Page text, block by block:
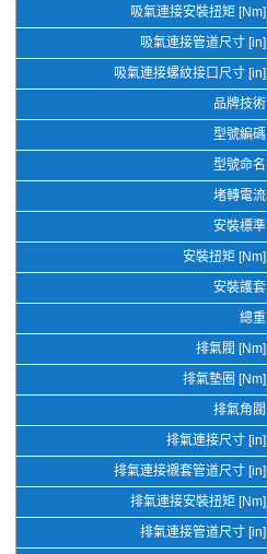
吸氣連接安裝扭矩 [Nm]
吸氣連接管道尺寸 [in]
吸氣連接螺紋接口尺寸 [in]
品牌技術
型號編碼
型號命名
堵轉電流
安裝標準
安裝扭矩 [Nm]
安裝護套
總重
排氣閥 [Nm]
排氣墊圈 [Nm]
排氣角閥
排氣連接尺寸 [in]
排氣連接襯套管道尺寸 [in]
排氣連接安裝扭矩 [Nm]
排氣連接管道尺寸 [in]